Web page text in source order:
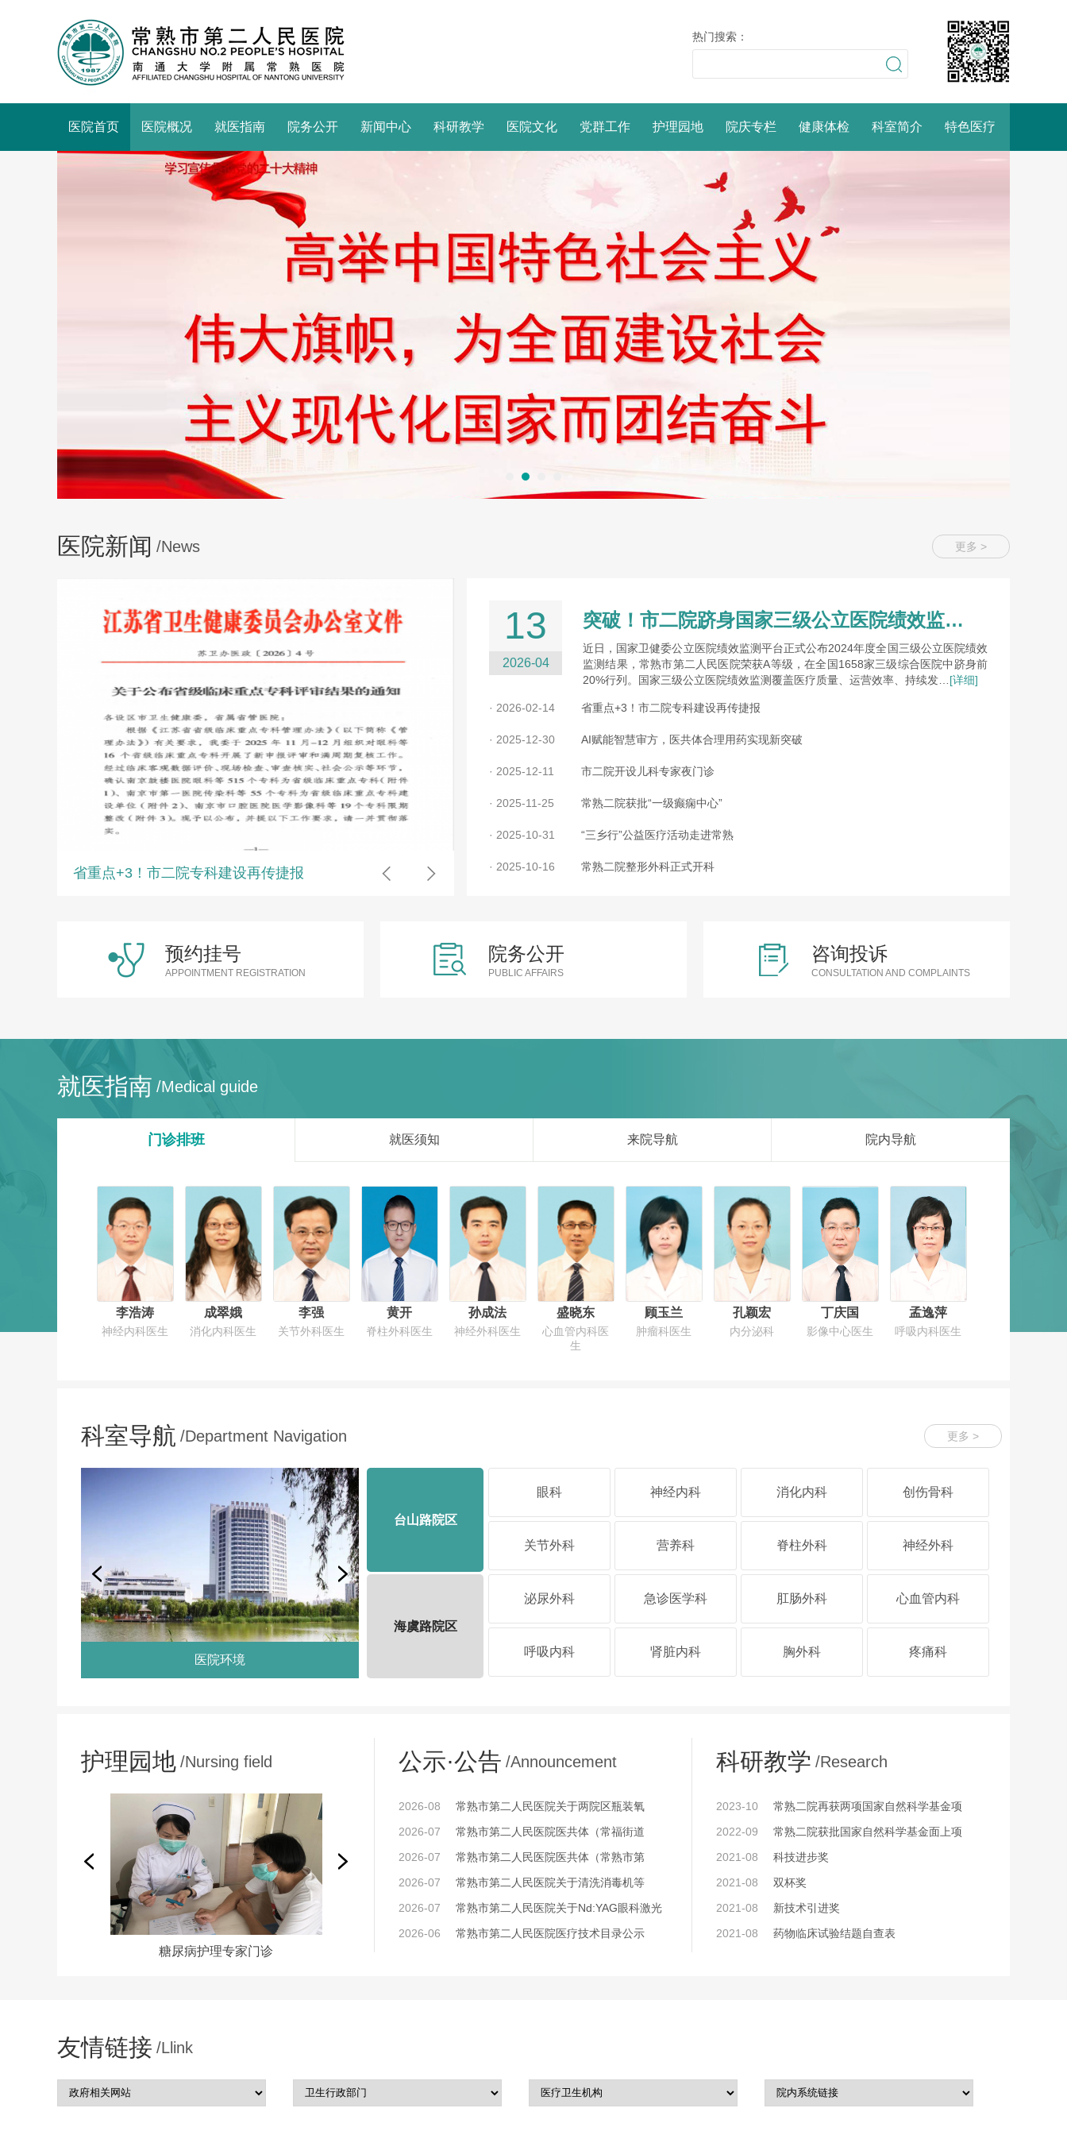
热门搜索：
医院首页 医院概况 就医指南 院务公开 新闻中心 科研教学 医院文化 党群工作 护理园地 院庆专栏 健康体检 科室简介 特色医疗
医院新闻 /News
省重点+3！市二院专科建设再传捷报 常熟二院春节期间门急诊安排
更多 >
13
2026-04
突破！市二院跻身国家三级公立医院绩效监测A等级
近日，国家卫健委公立医院绩效监测平台正式公布2024年度全国三级公立医院绩效
监测结果，常熟市第二人民医院荣获A等级，在全国1658家三级综合医院中跻身前
20%行列。国家三级公立医院绩效监测覆盖医疗质量、运营效率、持续发… [详细]
· 2026-02-14 省重点+3！市二院专科建设再传捷报
· 2025-12-30 AI赋能智慧审方，医共体合理用药实现新突破
· 2025-12-11 市二院开设儿科专家夜门诊
· 2025-11-25 常熟二院获批“一级癫痫中心”
· 2025-10-31 “三乡行”公益医疗活动走进常熟
· 2025-10-16 常熟二院整形外科正式开科
预约挂号
APPOINTMENT REGISTRATION
院务公开
PUBLIC AFFAIRS
咨询投诉
CONSULTATION AND COMPLAINTS
就医指南 /Medical guide
门诊排班 就医须知 来院导航 院内导航
李浩涛
神经内科医生
成翠娥
消化内科医生
李强
关节外科医生
黄开
脊柱外科医生
孙成法
神经外科医生
盛晓东
心血管内科医
生
顾玉兰
肿瘤科医生
孔颖宏
内分泌科
丁庆国
影像中心医生
孟逸萍
呼吸内科医生
科室导航 /Department Navigation 更多 >
医院环境 医院环境
台山路院区
海虞路院区
眼科 神经内科 消化内科 创伤骨科
关节外科 营养科 脊柱外科 神经外科
泌尿外科 急诊医学科 肛肠外科 心血管内科
呼吸内科 肾脏内科 胸外科 疼痛科
护理园地 /Nursing field
糖尿病护理专家门诊
公示·公告 /Announcement
2026-08
常熟市第二人民医院关于两院区瓶装氧
2026-07
常熟市第二人民医院医共体（常福街道
2026-07
常熟市第二人民医院医共体（常熟市第
2026-07
常熟市第二人民医院关于清洗消毒机等
2026-07
常熟市第二人民医院关于Nd:YAG眼科激光
2026-06
常熟市第二人民医院医疗技术目录公示
科研教学 /Research
2023-10
常熟二院再获两项国家自然科学基金项
2022-09
常熟二院获批国家自然科学基金面上项
2021-08
科技进步奖
2021-08
双杯奖
2021-08
新技术引进奖
2021-08
药物临床试验结题自查表
友情链接 /Llink